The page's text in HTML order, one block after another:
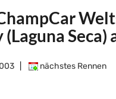
Seca)
nächstes Rennen